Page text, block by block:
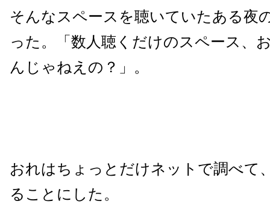
そんなスペースを聴いていたある夜
った。「数人聴くだけのスペース、
んじゃねえの？」。
おれはちょっとだけネットで調べて
ることにした。